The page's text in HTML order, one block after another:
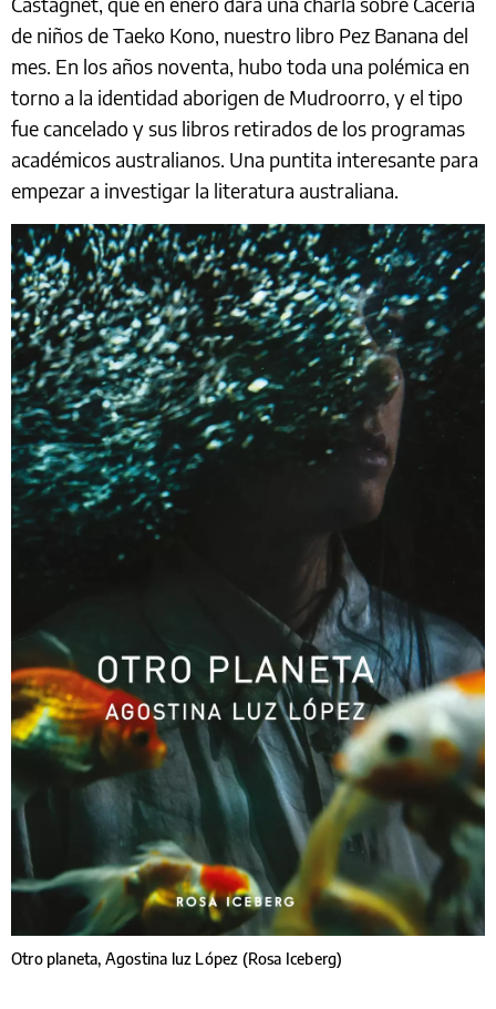
de niños de Taeko Kono, nuestro libro Pez Banana del
mes. En los años noventa, hubo toda una polémica en
torno a la identidad aborigen de Mudroorro, y el tipo
fue cancelado y sus libros retirados de los programas
académicos australianos. Una puntita interesante para
empezar a investigar la literatura australiana.
Otro planeta, Agostina luz López (Rosa Iceberg)